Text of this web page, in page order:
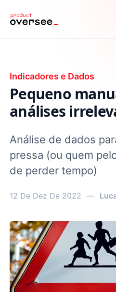
principal
Indicadores e Dados
Pequeno
análises
Análise de dados
pressa (ou quem
de perder tempo)
12 De Dez De 2022 —